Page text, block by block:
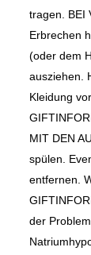
tragen. BEI
Erbrechen
(oder dem
ausziehen.
Kleidung
MIT DEN
spülen.
entfernen.
der